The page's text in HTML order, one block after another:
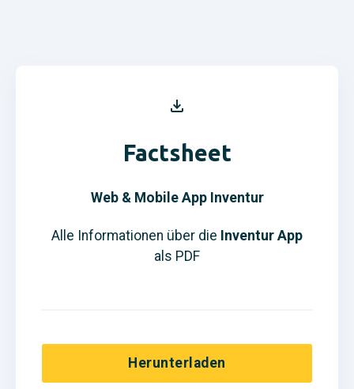
Factsheet
Web & Mobile App Inventur
Alle Informationen über die Inventur App
als PDF
Herunterladen